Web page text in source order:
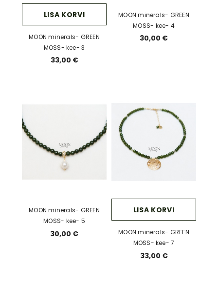
LISA KORVI
MOON minerals- GREEN
MOSS- kee- 3
33,00 €
MOON minerals- GREEN
MOSS- kee- 4
30,00 €
MOON minerals- GREEN
MOSS- kee- 5
30,00 €
LISA KORVI
MOON minerals- GREEN
MOSS- kee- 7
33,00 €